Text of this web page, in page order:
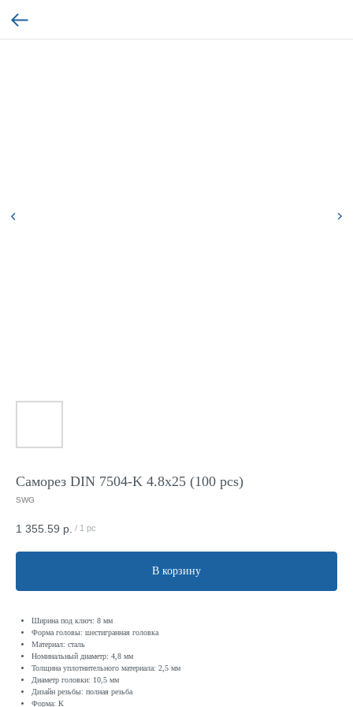
Саморез DIN 7504-K 4.8x25 (100 pcs)
SWG
1 355.59 р. / 1 pc
В корзину
Ширина под ключ: 8 мм
Форма головы: шестигранная головка
Материал: сталь
Номинальный диаметр: 4,8 мм
Толщина уплотнительного материала: 2,5 мм
Диаметр головки: 10,5 мм
Дизайн резьбы: полная резьба
Форма: К